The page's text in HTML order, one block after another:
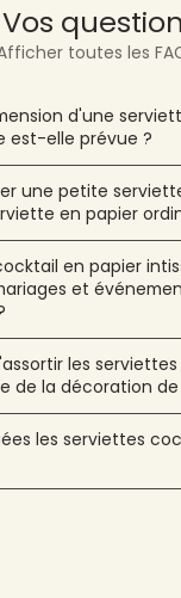
Vos
toutes les
d'une
est-elle prévue ?
une petite
en papier
en papier
et
les
de la décoration
les serviettes